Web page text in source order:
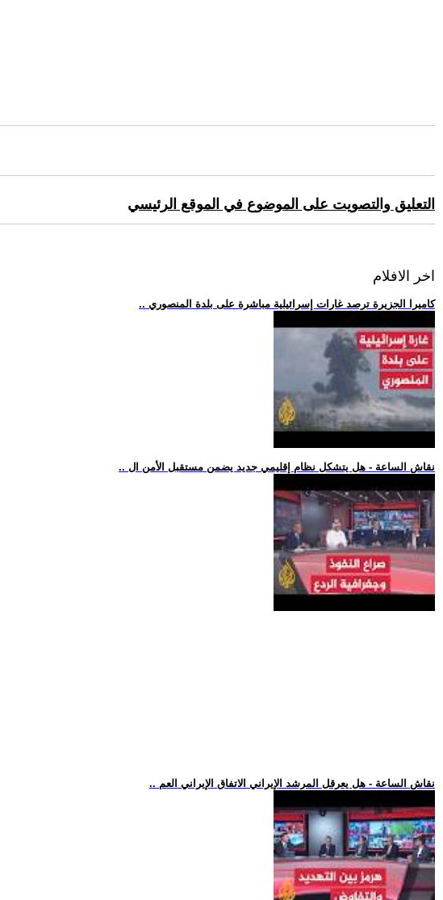
التعليق والتصويت على الموضوع في الموقع الرئيسي
اخر الافلام
.. كاميرا الجزيرة ترصد غارات إسرائيلية مباشرة على بلدة المنصوري
.. نقاش الساعة - هل يتشكل نظام إقليمي جديد يضمن مستقبل الأمن ال
.. نقاش الساعة - هل يعرقل المرشد الإيراني الاتفاق الإيراني العم